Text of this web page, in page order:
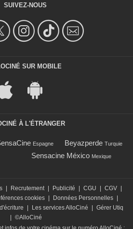
SUIVEZ-NOUS
SUR MOBILE
À L'ÉTRANGER
Espagne Beyazperde Turquie
Sensacine México Mexique
| Recrutement | Publicité | CGU | CGV |
cookies | Données Personnelles |
| Les services AlloCiné | Gérer Utiq
| ©AlloCiné